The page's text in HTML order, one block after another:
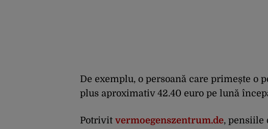
De exemplu, o persoană care primește o
plus aproximativ 42.40 euro pe lună
Potrivit vermoegenszentrum.de, pensiile